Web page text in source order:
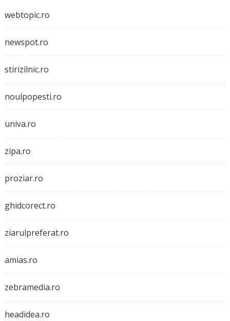
webtopic.ro
newspot.ro
stirizilnic.ro
noulpopesti.ro
univa.ro
zipa.ro
proziar.ro
ghidcorect.ro
ziarulpreferat.ro
amias.ro
zebramedia.ro
headidea.ro